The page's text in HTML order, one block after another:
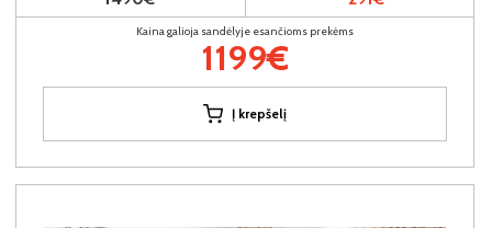
Kaina galioja sandėlyje esančioms prekėms
1199€
Į krepšelį